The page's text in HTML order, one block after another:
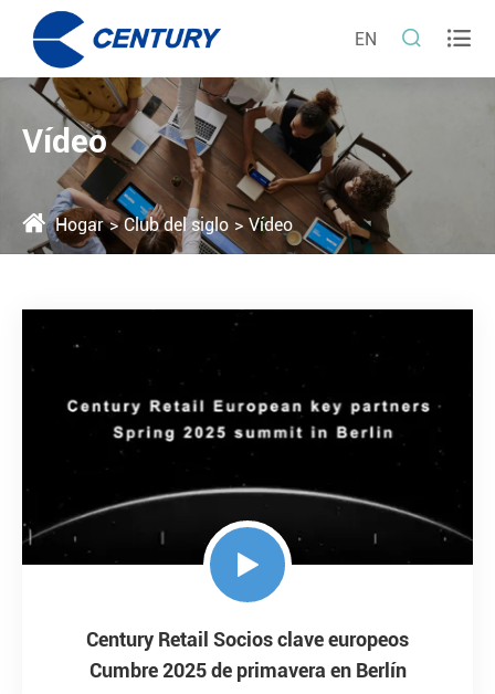
EN  
Vídeo
Hogar Club del siglo Vídeo

Century Retail Socios clave europeos
Cumbre 2025 de primavera en Berlín